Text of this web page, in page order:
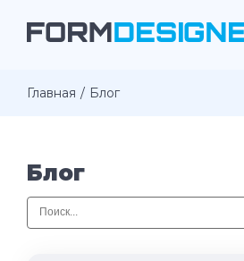
Главная Блог
Блог